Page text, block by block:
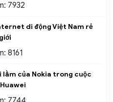
7932
di động Việt Nam rẻ
8161
lầm của Nokia trong cuộc